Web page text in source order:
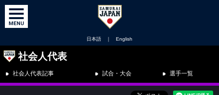
日本語 ｜ English
社会人代表
社会人代表記事 試合・大会 選手一覧